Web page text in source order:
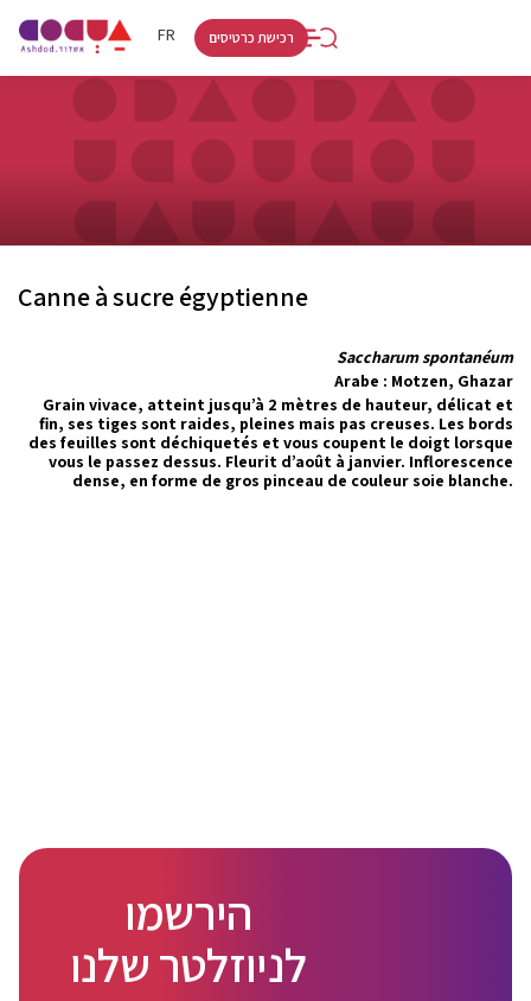
FR
HE
רכישת כרטיסים
Canne à sucre égyptienne
Saccharum spontanéum
Arabe : Motzen, Ghazar
Grain vivace, atteint jusqu’à 2 mètres de hauteur, délicat et
fin, ses tiges sont raides, pleines mais pas creuses. Les bords
des feuilles sont déchiquetés et vous coupent le doigt lorsque
vous le passez dessus. Fleurit d’août à janvier. Inflorescence
dense, en forme de gros pinceau de couleur soie blanche.
הירשמו
לניוזלטר שלנו